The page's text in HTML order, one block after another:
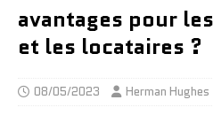
avantages pour
et les locataires ?
08/05/2023 Herman Hughes